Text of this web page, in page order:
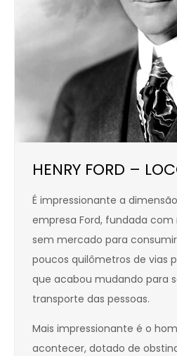
HENRY FORD –
É impressionante a
empresa Ford, fundada com
sem mercado para
poucos quilômetros de vias
que acabou mudando para
transporte das pessoas.
Mais impressionante é o
acontecer, dotado de